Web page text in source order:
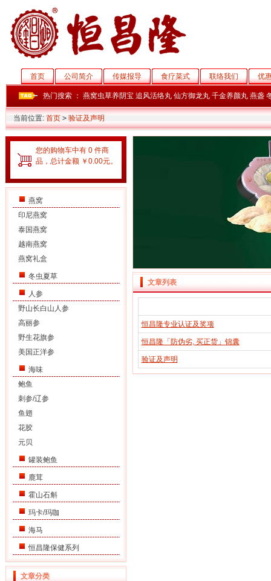
首页 公司简介 传媒报导 食疗菜式 联络我们 优
热门搜索 ： 燕窝虫草养阴宝 追风活络丸 仙方御龙丸 千金养颜丸 燕盏
当前位置: 首页 > 验证及声明
您的购物车中有 0 件商
品，总计金额 ￥0.00元。
燕窝
印尼燕窝
泰国燕窝
越南燕窝
燕窝礼盒
冬虫夏草
人参
野山长白山人参
高丽参
野生花旗参
美国正洋参
海味
鲍鱼
刺参/辽参
鱼翅
花胶
元贝
罐装鲍鱼
鹿茸
霍山石斛
玛卡/玛咖
海马
恒昌隆保健系列
文章分类
文章列表
恒昌隆专业认证及奖项
恒昌隆「防伪劣, 买正货」锦囊
验证及声明